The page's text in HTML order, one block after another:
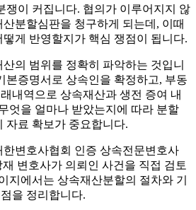
쟁이 커집니다. 협의가 이루어지지 않
분할심판을 청구하게 되는데, 이때
게 반영할지가 핵심 쟁점이 됩니다.
의 범위를 정확히 파악하는 것입니
본증명서로 상속인을 확정하고, 부동
내역으로 상속재산과 생전 증여 내
엇을 얼마나 받았는지에 따라 분할
자료 확보가 중요합니다.
변호사협회 인증 상속전문변호사
변호사가 의뢰인 사건을 직접 검토
지에서는 상속재산분할의 절차와 기
을 정리합니다.